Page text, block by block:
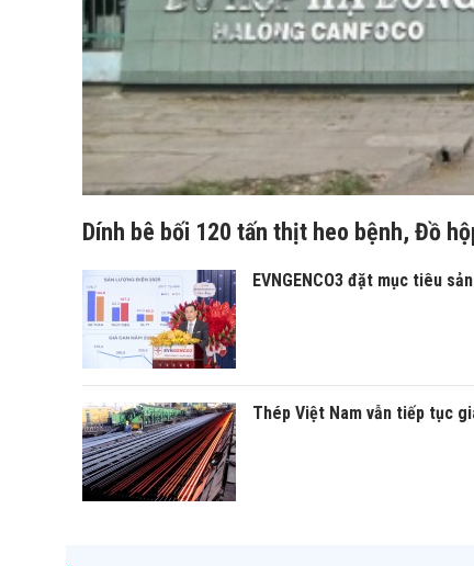
Dính bê bối 120 tấn thịt heo bệnh, Đồ
EVNGENCO3 đặt mục tiêu
Thép Việt Nam vẫn tiếp tục